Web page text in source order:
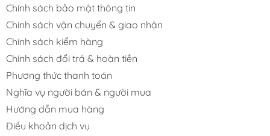
Chính sách bảo mật thông tin
Chính sách vận chuyển & giao nhận
Chính sách kiểm hàng
Chính sách đổi trả & hoàn tiền
Phương thức thanh toán
Nghĩa vụ người bán & người mua
Hướng dẫn mua hàng
Điều khoản dịch vụ